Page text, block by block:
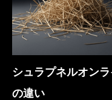
シュラプネルオン
の違い